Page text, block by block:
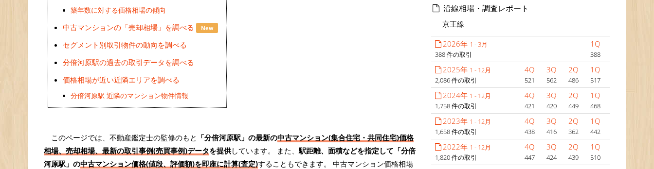
築年数に対する価格相場の傾向
中古マンションの「売却相場」を調べる New
セグメント別取引物件の動向を調べる
分倍河原駅の過去の取引データを調べる
価格相場が近い近隣エリアを調べる
分倍河原駅 近隣のマンション物件情報
このページでは、不動産鑑定士の監修のもと 「分倍河原駅」の最新の中古マンション(集合住宅・共同住宅)価格
相場、売却相場、最新の取引事例(売買事例)データを提供しています。 また、 駅距離、面積などを指定して「分倍
河原駅」の中古マンション価格(値段、評価額)を即座に計算(査定)することもできます。 中古マンション価格相場
沿線相場・調査レポート
京王線
2026年 1 - 3月
388 件の取引
1Q
388
2025年 1 - 12月
2,086 件の取引
4Q
521
3Q
562
2Q
486
1Q
517
2024年 1 - 12月
1,758 件の取引
4Q
421
3Q
420
2Q
449
1Q
468
2023年 1 - 12月
1,658 件の取引
4Q
438
3Q
416
2Q
362
1Q
442
2022年 1 - 12月
1,820 件の取引
4Q
447
3Q
424
2Q
439
1Q
510